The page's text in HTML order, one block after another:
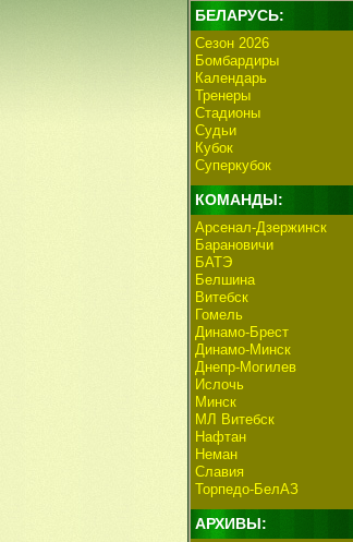
БЕЛАРУСЬ:
Сезон 2026
Бомбардиры
Календарь
Тренеры
Стадионы
Судьи
Кубок
Суперкубок
КОМАНДЫ:
Арсенал-Дзержинск
Барановичи
БАТЭ
Белшина
Витебск
Гомель
Динамо-Брест
Динамо-Минск
Днепр-Могилев
Ислочь
Минск
МЛ Витебск
Нафтан
Неман
Славия
Торпедо-БелАЗ
АРХИВЫ: